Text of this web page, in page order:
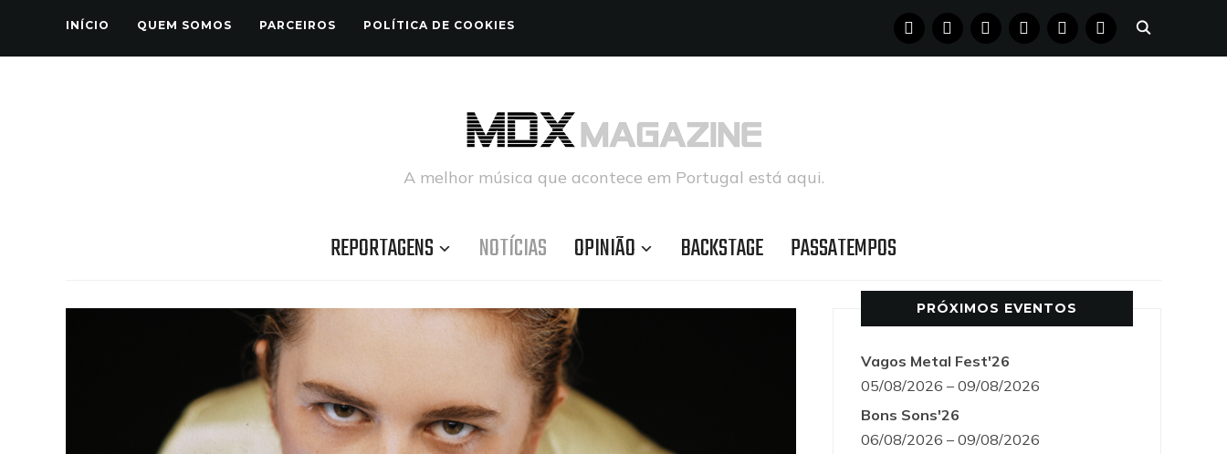
INÍCIO QUEM SOMOS PARCEIROS POLÍTICA DE COOKIES FACEBOOKINSTAGRAM
YOUTUBE PINTERESTTUMBLR
A melhor música que acontece em Portugal está aqui.
REPORTAGENS NOTÍCIAS OPINIÃO BACKSTAGE PASSATEMPOS
PRÓXIMOS EVENTOS
Vagos Metal Fest'26
05/08/2026 – 09/08/2026
Bons Sons'26
06/08/2026 – 09/08/2026